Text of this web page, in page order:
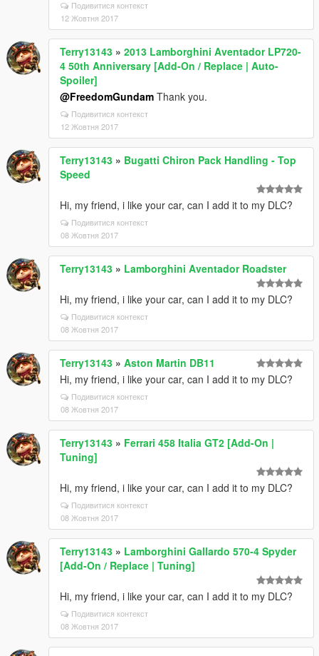
Подивитися контекст
12 Жовтня 2017
Terry13143 » 2013 Lamborghini Aventador LP720-
4 50th Anniversary [Add-On / Replace | Auto-
Spoiler]
@FreedomGundam Thank you.
Подивитися контекст
12 Жовтня 2017
Terry13143 » Bugatti Chiron Pack Handling - Top
Speed
Hi, my friend, i like your car, can I add it to my DLC?
Подивитися контекст
08 Жовтня 2017
Terry13143 » Lamborghini Aventador Roadster
Hi, my friend, i like your car, can I add it to my DLC?
Подивитися контекст
08 Жовтня 2017
Terry13143 » Aston Martin DB11
Hi, my friend, i like your car, can I add it to my DLC?
Подивитися контекст
08 Жовтня 2017
Terry13143 » Ferrari 458 Italia GT2 [Add-On |
Tuning]
Hi, my friend, i like your car, can I add it to my DLC?
Подивитися контекст
08 Жовтня 2017
Terry13143 » Lamborghini Gallardo 570-4 Spyder
[Add-On / Replace | Tuning]
Hi, my friend, i like your car, can I add it to my DLC?
Подивитися контекст
08 Жовтня 2017